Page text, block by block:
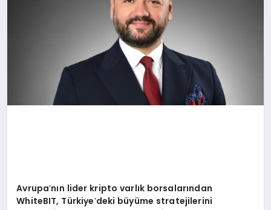
Avrupa’nın lider kripto varlık borsalarından
WhiteBIT, Türkiye’deki büyüme stratejilerini